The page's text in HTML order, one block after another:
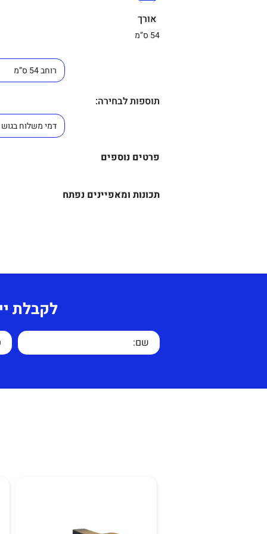
אורך
54 ס”מ
תוספות לבחירה:
פרטים נוספים
תוספות לבחירה:
תוספת בגין צבע לא סטנדרטי 15%.
תכונות ומאפיינים נפתח
אורך – 115 ס"מ
מיוצר בישראל
זמן משלוח:14 ימי עסקים
מק"ט:00301
לקבלת